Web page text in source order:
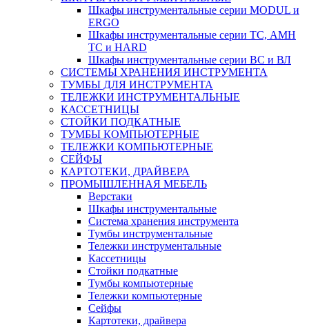
Шкафы инструментальные серии MODUL и
ERGO
Шкафы инструментальные серии ТС, АМН
ТС и HARD
Шкафы инструментальные серии ВС и ВЛ
СИСТЕМЫ ХРАНЕНИЯ ИНСТРУМЕНТА
ТУМБЫ ДЛЯ ИНСТРУМЕНТА
ТЕЛЕЖКИ ИНСТРУМЕНТАЛЬНЫЕ
КАССЕТНИЦЫ
СТОЙКИ ПОДКАТНЫЕ
ТУМБЫ КОМПЬЮТЕРНЫЕ
ТЕЛЕЖКИ КОМПЬЮТЕРНЫЕ
СЕЙФЫ
КАРТОТЕКИ, ДРАЙВЕРА
ПРОМЫШЛЕННАЯ МЕБЕЛЬ
Верстаки
Шкафы инструментальные
Система хранения инструмента
Тумбы инструментальные
Тележки инструментальные
Кассетницы
Стойки подкатные
Тумбы компьютерные
Тележки компьютерные
Сейфы
Картотеки, драйвера